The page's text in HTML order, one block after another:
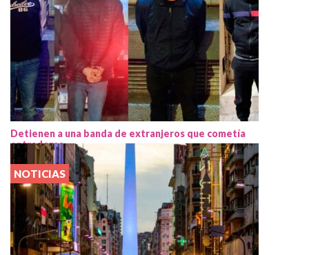
Detienen a una banda de extranjeros que cometía
entraderas
NOTICIAS